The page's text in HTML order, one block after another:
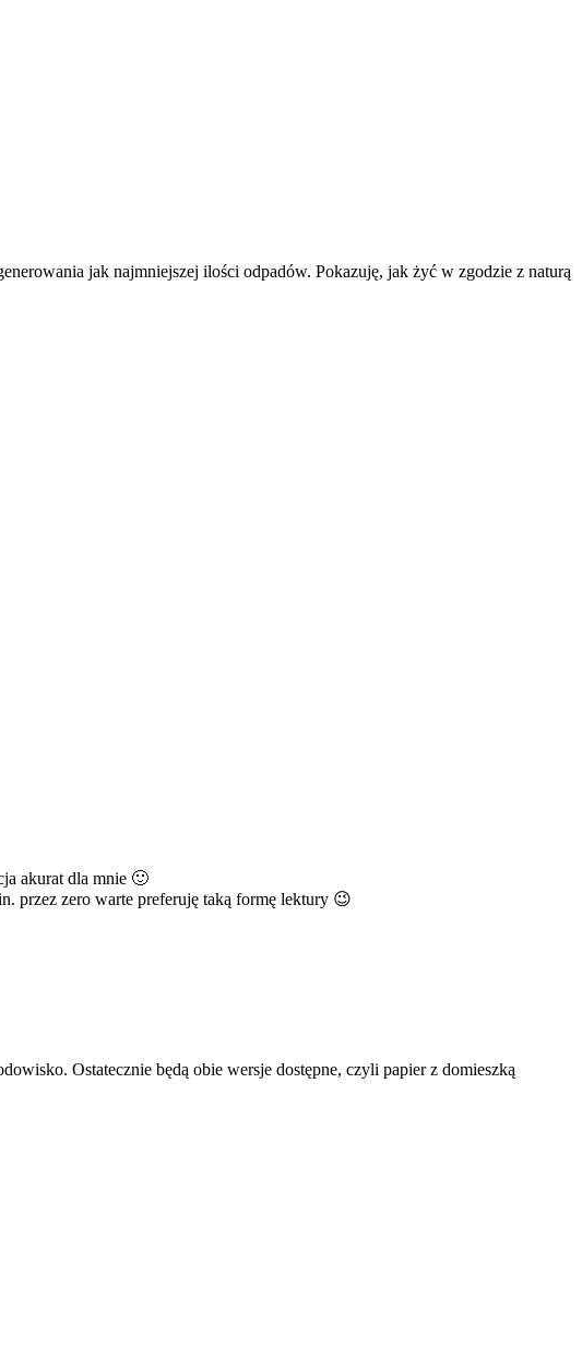
jak najmniejszej ilości odpadów. Pokazuję, jak żyć w zgodzie z naturą
akurat dla mnie 🙂
przez zero warte preferuję taką formę lektury 😉
Ostatecznie będą obie wersje dostępne, czyli papier z domieszką